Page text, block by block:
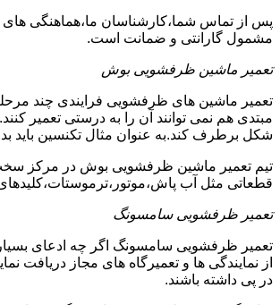
پس از تماس شما،کارشناسان ما،هماهنگی های
مشمول گارانتی و ضمانت است.
تعمیر ماشین ظرفشویی بوش
تعمیر ماشین های ظرفشویی فرایندی چند
مبتدی هم نمی توانند آن را به درستی تعمیر
شکل برطرف کند.به عنوان مثال تکنسین باید
تیم تعمیر ماشین ظرفشویی بوش در مرکز سخت
قطعاتی مثل آب
تعمیر ظرفشویی سامسونگ
تعمیر ظرفشویی سامسونگ اگر چه ادعای
از نمایندگی ها و تعمیرگاه های مجاز دریافت
در پی داشته باشند.